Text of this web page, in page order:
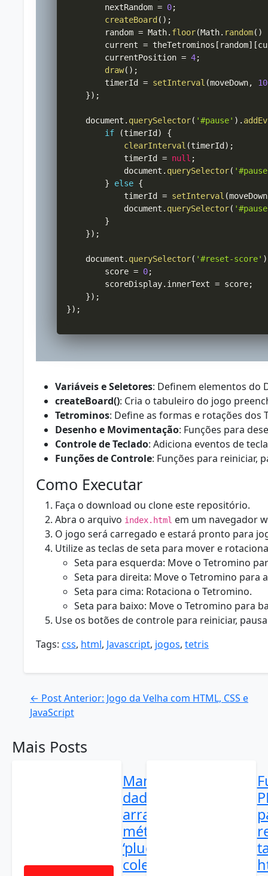
        nextRandom
= 0;
createBoard ( ) ;
        random
= Math. floor(Math. random( )
        current
= theTetrominos [ random] [
        currentPosition
= 4;
draw( ) ;
        timerId
= setInterval (moveDown,
}) ;
    document
. querySelector( '#pause' ) .
if
(timerId )
{
clearInterval (timerId ) ;
            timerId
= null ;
            document
. querySelector(
}
else {
            timerId
= setInterval (moveDown
            document
. querySelector(
}
}) ;
    document
. querySelector( '#reset-score' )
        score
= 0;
        scoreDisplay
. innerText = score;
}) ;
}) ;
Variáveis e Seletores: Definem elementos do
createBoard(): Cria o tabuleiro do jogo
Tetrominos: Define as formas e rotações dos
Desenho e Movimentação: Funções para
Controle de Teclado: Adiciona eventos de
Funções de Controle: Funções para reiniciar,
Como Executar
Faça o download ou clone este repositório.
Abra o arquivo index.html em um navegador
O jogo será carregado e estará pronto para
Utilize as teclas de seta para mover e
Seta para esquerda: Move o Tetromino
Seta para direita: Move o Tetromino para
Seta para cima: Rotaciona o Tetromino.
Seta para baixo: Move o Tetromino para
Use os botões de controle para reiniciar,
Tags: css, html, Javascript, jogos, tetris
← Post Anterior: Jogo da Velha com HTML, CSS e
JavaScript
Mais Posts
Manipulando
dados de
arrays com o
método
‘pluck’ em
coleções do